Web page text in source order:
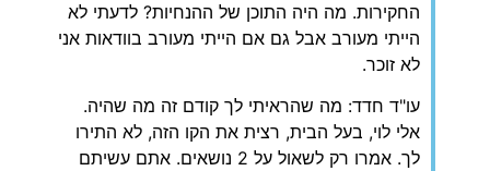
החקירות. מה היה התוכן של ההנחיות? לדעתי לא
הייתי מעורב אבל גם אם הייתי מעורב בוודאות אני
לא זוכר.
עו"ד חדד: מה שהראיתי לך קודם זה מה שהיה.
אלי לוי, בעל הבית, רצית את הקו הזה, לא התירו
לך. אמרו רק לשאול על 2 נושאים. אתם עשיתם